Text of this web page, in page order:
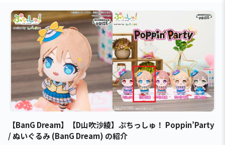
【BanG Dream】【D山吹沙綾】ぷちっしゅ！ Poppin’Party
/ ぬいぐるみ (BanG Dream) の紹介